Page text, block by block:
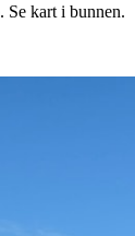
Se kart i bunnen.